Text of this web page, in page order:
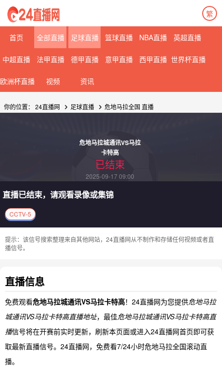
繁
首页 全部直播 足球直播 篮球直播 NBA直播 英超直播
中超直播 法甲直播 德甲直播 意甲直播 西甲直播 世界杯直播
欧洲杯直播 视频 资讯
你的位置： 24直播网 足球直播 危地马拉全国 直播
危地马拉城通讯VS马拉
卡特高
已结束
2025-09-17 09:00
直播已结束，请观看录像或集锦
CCTV-5
提示：该信号搜索整理来自其他网站，24直播网从不制作和存储任何视频或者直
播信号。
直播信息
免费观看危地马拉城通讯VS马拉卡特高！24直播网为您提供危地马拉
城通讯VS马拉卡特高直播地址，最佳危地马拉城通讯VS马拉卡特高直
播信号将在开赛前实时更新，刷新本页面或进入24直播网首页即可获
取最新直播信号。24直播网，免费看7/24小时危地马拉全国滚动直
播。